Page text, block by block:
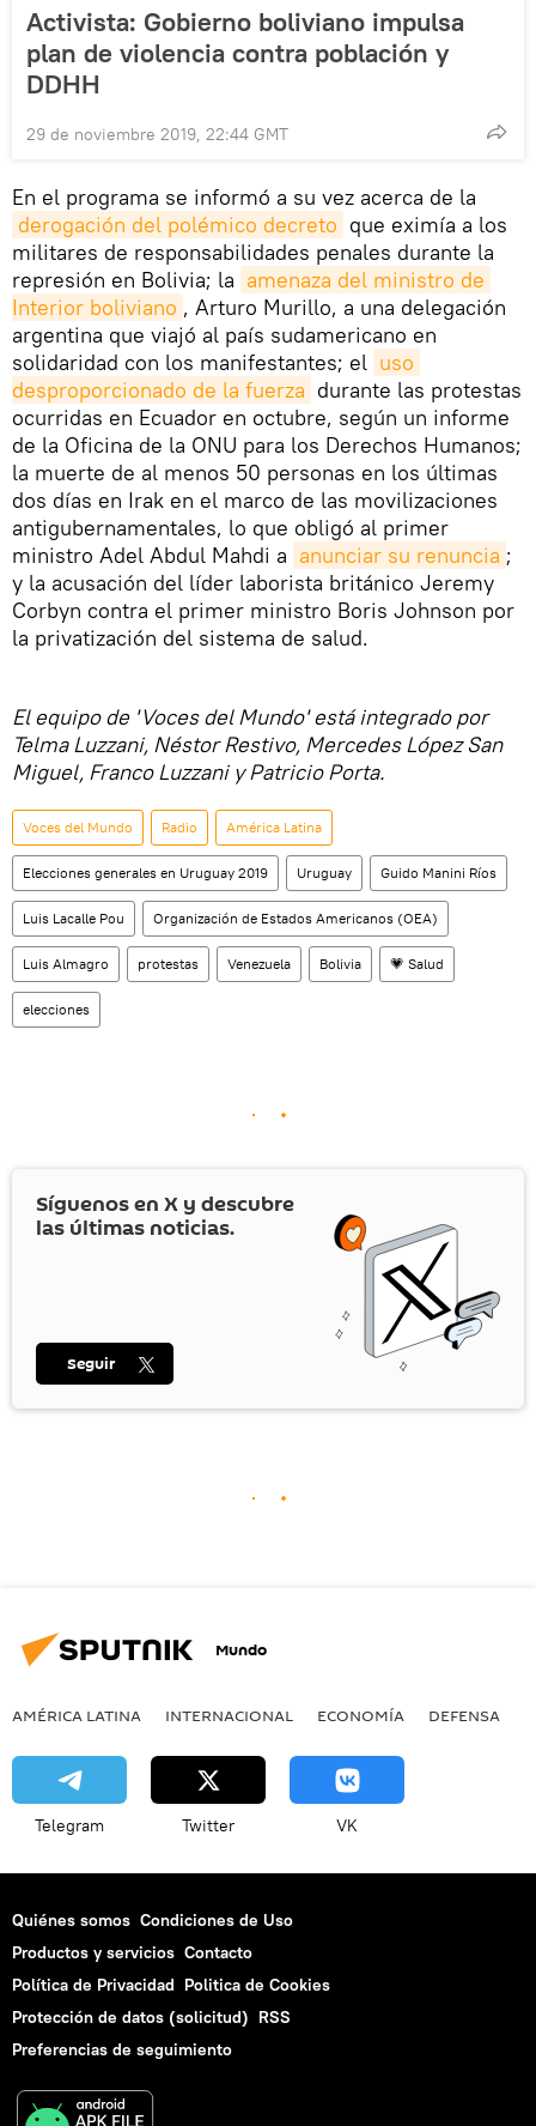
Activista: Gobierno boliviano impulsa
plan de violencia contra población y
DDHH
29 de noviembre 2019, 22:44 GMT
En el programa se informó a su vez acerca de la
derogación del polémico decreto que eximía a los
militares de responsabilidades penales durante la
represión en Bolivia; la amenaza del ministro de
Interior boliviano , Arturo Murillo, a una delegación
argentina que viajó al país sudamericano en
solidaridad con los manifestantes; el uso
desproporcionado de la fuerza durante las protestas
ocurridas en Ecuador en octubre, según un informe
de la Oficina de la ONU para los Derechos Humanos;
la muerte de al menos 50 personas en los últimas
dos días en Irak en el marco de las movilizaciones
antigubernamentales, lo que obligó al primer
ministro Adel Abdul Mahdi a anunciar su renuncia ;
y la acusación del líder laborista británico Jeremy
Corbyn contra el primer ministro Boris Johnson por
la privatización del sistema de salud.
El equipo de 'Voces del Mundo' está integrado por
Telma Luzzani, Néstor Restivo, Mercedes López San
Miguel, Franco Luzzani y Patricio Porta.
Voces del Mundo Radio América Latina
Elecciones generales en Uruguay 2019 Uruguay Guido Manini Ríos
Luis Lacalle Pou Organización de Estados Americanos (OEA)
Luis Almagro protestas Venezuela Bolivia 💗 Salud
elecciones
Síguenos en X y descubre
las últimas noticias.
Seguir
Mundo
AMÉRICA LATINA INTERNACIONAL ECONOMÍA DEFENSA
Telegram Twitter VK
Quiénes somos Condiciones de Uso
Productos y servicios Contacto
Política de Privacidad Politica de Cookies
Protección de datos (solicitud) RSS
Preferencias de seguimiento